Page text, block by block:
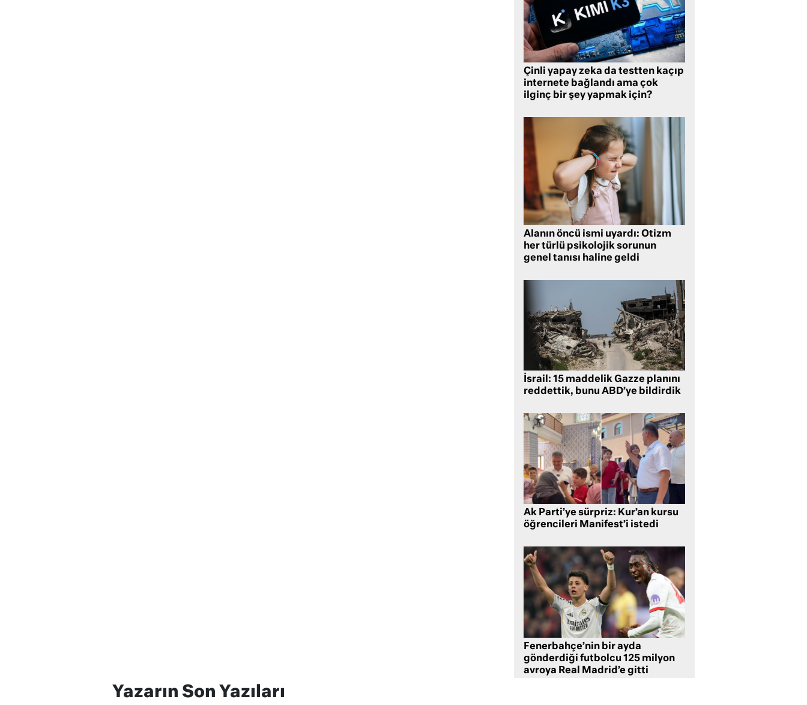
Çinli yapay zeka da testten kaçıp
internete bağlandı ama çok
ilginç bir şey yapmak için?
Alanın öncü ismi uyardı: Otizm
her türlü psikolojik sorunun
genel tanısı haline geldi
İsrail: 15 maddelik Gazze planını
reddettik, bunu ABD’ye bildirdik
Ak Parti’ye sürpriz: Kur’an kursu
öğrencileri Manifest’i istedi
Fenerbahçe’nin bir ayda
gönderdiği futbolcu 125 milyon
avroya Real Madrid’e gitti
Yazarın Son Yazıları